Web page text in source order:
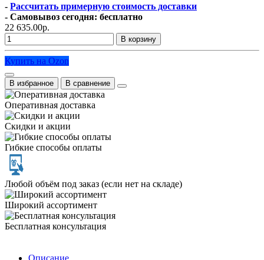
- Рассчитать примерную стоимость доставки
- Самовывоз сегодня: бесплатно
22 635.00р.
В корзину
Купить на Ozon
В избранное В сравнение
Оперативная доставка
Скидки и акции
Гибкие способы оплаты
Любой объём под заказ (если нет на складе)
Широкий ассортимент
Бесплатная консультация
Описание